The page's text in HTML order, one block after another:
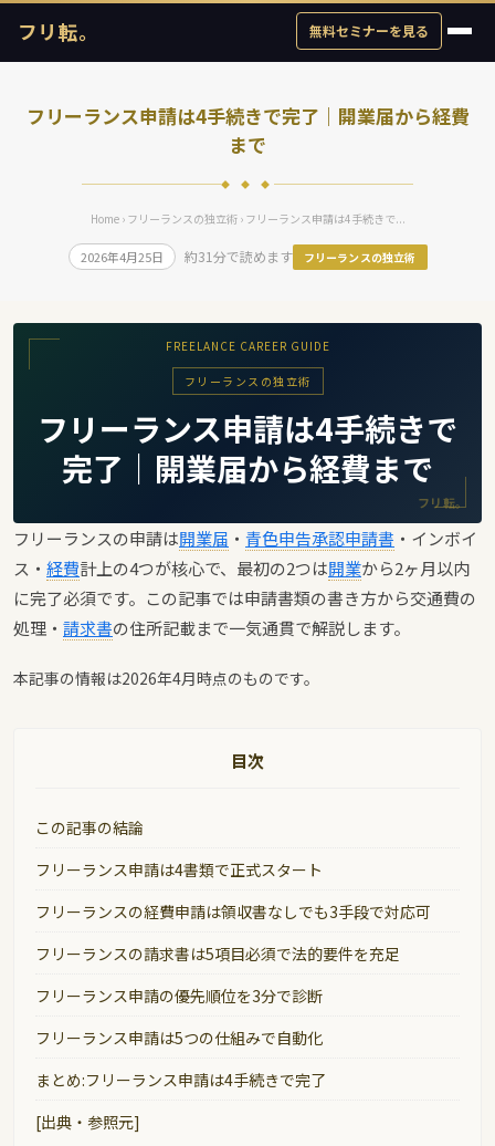
フリ転。 無料セミナーを見る
フリーランス申請は4手続きで完了｜開業届から経費
まで
◆ ◆ ◆
Home› フリーランスの独立術› フリーランス申請は4手続きで...
2026年4月25日 約31分で読めます フリーランスの独立術
FREELANCE CAREER GUIDE
フリーランスの独立術
フリーランス申請は4手続きで
完了｜開業届から経費まで
フリ転。
フリーランスの申請は開業届 ・ 青色申告承認申請書 ・インボイ
ス・ 経費計上の4つが核心で、最初の2つは開業から2ヶ月以内
に完了必須です。この記事では申請書類の書き方から交通費の
処理・ 請求書の住所記載まで一気通貫で解説します。
本記事の情報は2026年4月時点のものです。
目次
この記事の結論
フリーランス申請は4書類で正式スタート
フリーランスの経費申請は領収書なしでも3手段で対応可
フリーランスの請求書は5項目必須で法的要件を充足
フリーランス申請の優先順位を3分で診断
フリーランス申請は5つの仕組みで自動化
まとめ:フリーランス申請は4手続きで完了
[出典・参照元]